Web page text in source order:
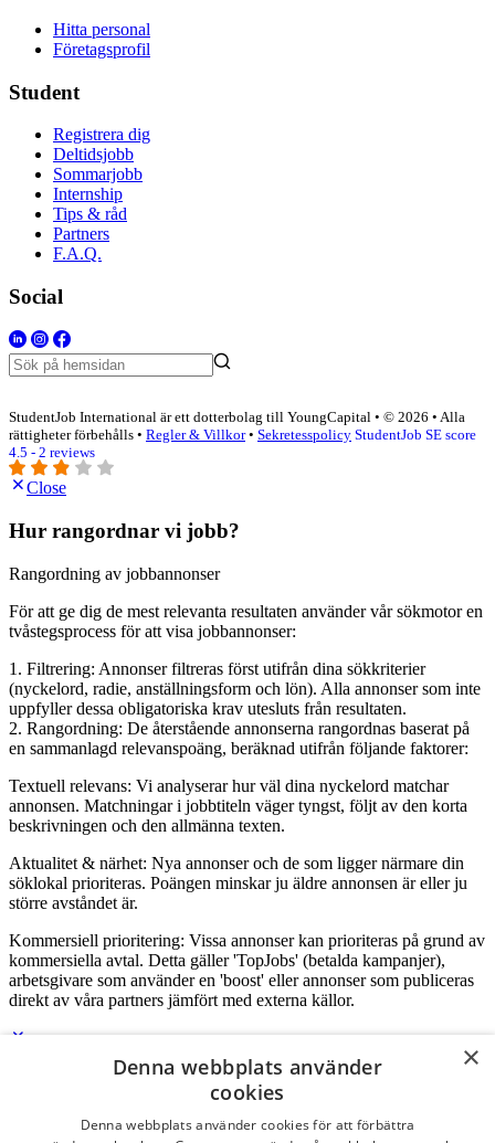
Hitta personal
Företagsprofil
Student
Registrera dig
Deltidsjobb
Sommarjobb
Internship
Tips & råd
Partners
F.A.Q.
Social
StudentJob International är ett dotterbolag till YoungCapital • © 2026 • Alla
rättigheter förbehålls • Regler & Villkor• Sekretesspolicy StudentJob SE score
4.5 - 2 reviews
Close
Hur rangordnar vi jobb?
Rangordning av jobbannonser
För att ge dig de mest relevanta resultaten använder vår sökmotor en
tvåstegsprocess för att visa jobbannonser:
1. Filtrering: Annonser filtreras först utifrån dina sökkriterier
(nyckelord, radie, anställningsform och lön). Alla annonser som inte
uppfyller dessa obligatoriska krav utesluts från resultaten.
2. Rangordning: De återstående annonserna rangordnas baserat på
en sammanlagd relevanspoäng, beräknad utifrån följande faktorer:
Textuell relevans: Vi analyserar hur väl dina nyckelord matchar
annonsen. Matchningar i jobbtiteln väger tyngst, följt av den korta
beskrivningen och den allmänna texten.
Aktualitet & närhet: Nya annonser och de som ligger närmare din
söklokal prioriteras. Poängen minskar ju äldre annonsen är eller ju
större avståndet är.
Kommersiell prioritering: Vissa annonser kan prioriteras på grund av
kommersiella avtal. Detta gäller 'TopJobs' (betalda kampanjer),
arbetsgivare som använder en 'boost' eller annonser som publiceras
direkt av våra partners jämfört med externa källor.
Logga in som företag
×
Denna webbplats använder
cookies
Denna webbplats använder cookies för att förbättra